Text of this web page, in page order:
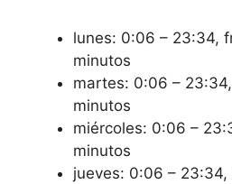
lunes: 0:06 – 23:34,
minutos
martes: 0:06 –
minutos
miércoles: 0:06 –
minutos
jueves: 0:06 –